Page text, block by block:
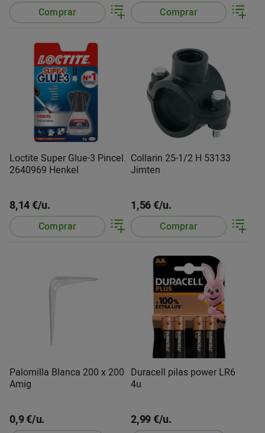
Comprar Comprar
Loctite Super Glue-3 Pincel.
2640969 Henkel
8,14 €/u.
Comprar
Collarin 25-1/2 H 53133
Jimten
1,56 €/u.
Comprar
Palomilla Blanca 200 x 200
Amig
0,9 €/u.
Duracell pilas power LR6
4u
2,99 €/u.